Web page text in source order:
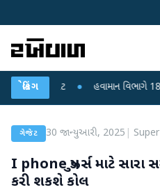
બ્રેકિંગ
● હવામાન વિભાગે 18 રાજ્યો
ગેજેટ 30 જાન્યુઆરી, 2025
I phone યુઝર્સ માટે સારા
કરી શકશે કોલ